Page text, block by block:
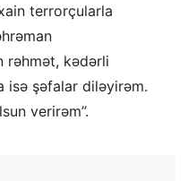
terrorçularla
rəhmət, kədərli
isə şəfalar diləyirəm.
verirəm”.